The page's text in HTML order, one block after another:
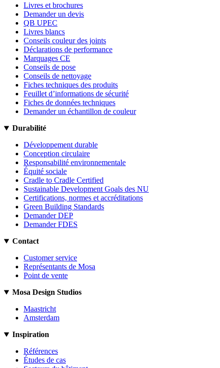
Livres et brochures
Demander un devis
QB UPEC
Livres blancs
Conseils couleur des joints
Déclarations de performance
Marquages CE
Conseils de pose
Conseils de nettoyage
Fiches techniques des produits
Feuillet d’informations de sécurité
Fiches de données techniques
Demander un échantillon de couleur
Durabilité
Développement durable
Conception circulaire
Responsabilité environnementale
Équité sociale
Cradle to Cradle Certified
Sustainable Development Goals des NU
Certifications, normes et accréditations
Green Building Standards
Demander DEP
Demander FDES
Contact
Customer service
Représentants de Mosa
Point de vente
Mosa Design Studios
Maastricht
Amsterdam
Inspiration
Références
Études de cas